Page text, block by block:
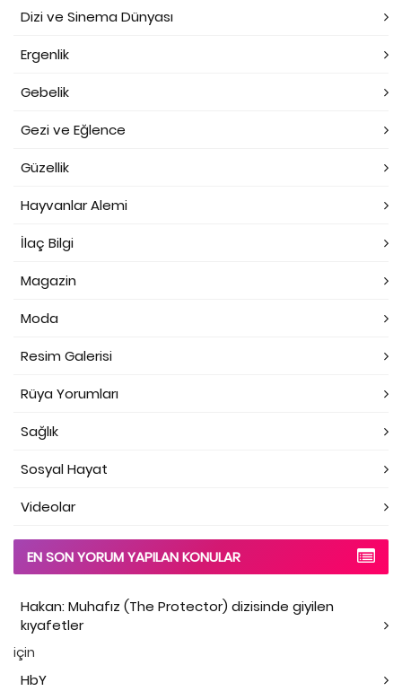
Dizi ve Sinema Dünyası
Ergenlik
Gebelik
Gezi ve Eğlence
Güzellik
Hayvanlar Alemi
İlaç Bilgi
Magazin
Moda
Resim Galerisi
Rüya Yorumları
Sağlık
Sosyal Hayat
Videolar
EN SON YORUM YAPILAN KONULAR
Hakan: Muhafız (The Protector) dizisinde giyilen
kıyafetler
için
HbY